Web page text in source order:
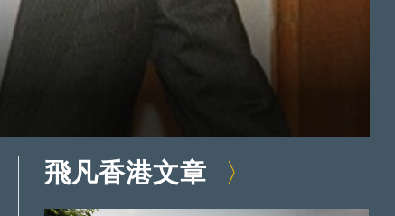
飛凡香港文章